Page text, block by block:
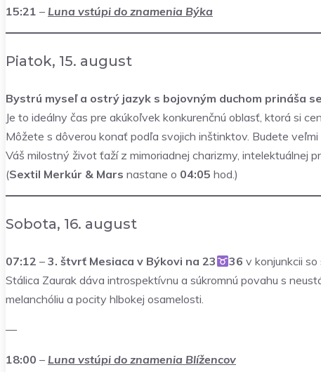
15:21 – Luna vstúpi do znamenia Býka
Piatok, 15. august
Bystrú myseľ a ostrý jazyk s bojovným duchom prináša
Je to ideálny čas pre akúkoľvek konkurenčnú oblasť, ktorá si
Môžete s dôverou konať podľa svojich inštinktov. Budete
Váš milostný život ťaží z mimoriadnej charizmy, intelektuálnej
(Sextil Merkúr & Mars nastane o 04:05 hod.)
Sobota, 16. august
07:12 – 3. štvrť Mesiaca v Býkovi na 23 36 v konjunkcii
Stálica Zaurak dáva introspektívnu a súkromnú povahu s
melanchóliu a pocity hlbokej osamelosti.
—
18:00 – Luna vstúpi do znamenia Blížencov